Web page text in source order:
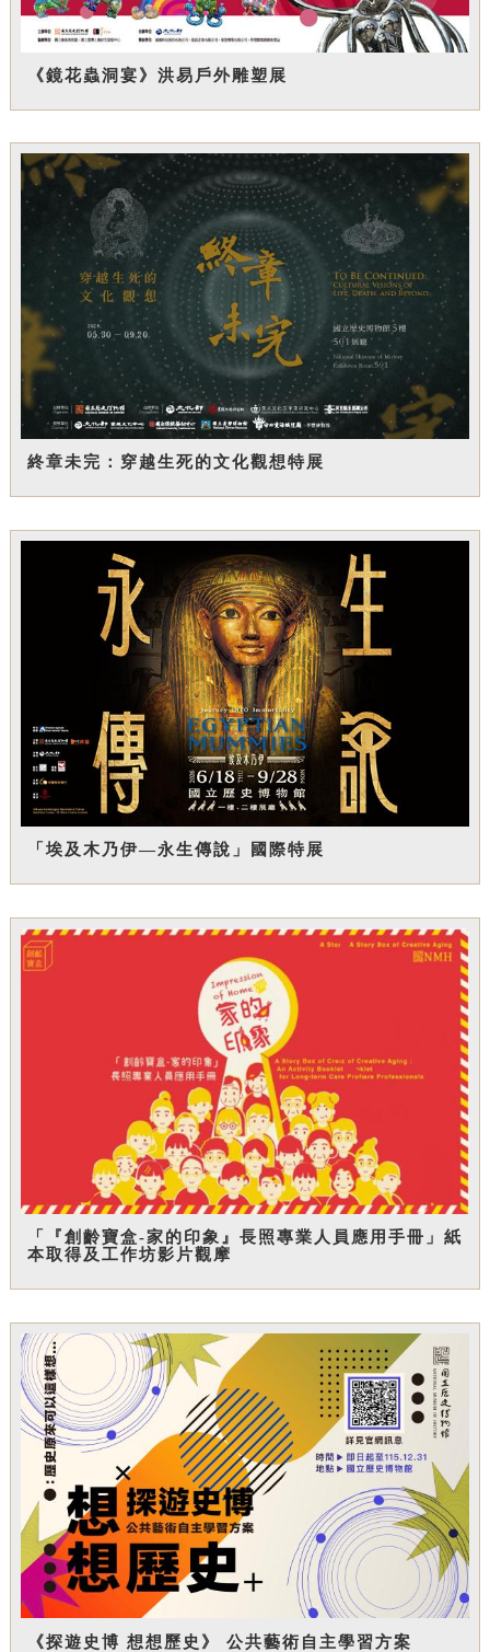
《鏡花蟲洞宴》洪易戶外雕塑展
終章未完：穿越生死的文化觀想特展
「埃及木乃伊—永生傳說」國際特展
「『創齡寶盒-家的印象』長照專業人員應用手冊」紙
本取得及工作坊影片觀摩
《探遊史博 想想歷史》 公共藝術自主學習方案